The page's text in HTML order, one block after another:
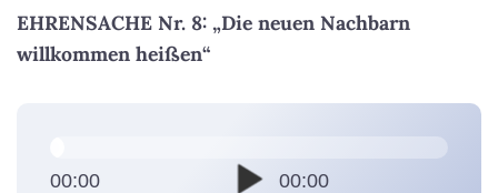
EHRENSACHE Nr. 8: „Die neuen Nachbarn
willkommen heißen“
00:00 00:00